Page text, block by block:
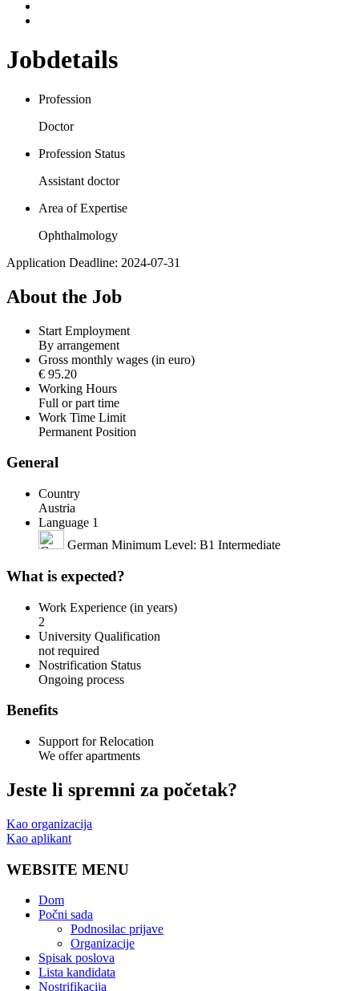
Jobdetails
Profession
Doctor
Profession Status
Assistant doctor
Area of Expertise
Ophthalmology
Application Deadline: 2024-07-31
About the Job
Start Employment
By arrangement
Gross monthly wages (in euro)
€ 95.20
Working Hours
Full or part time
Work Time Limit
Permanent Position
General
Country
Austria
Language 1
German Minimum Level: B1 Intermediate
What is expected?
Work Experience (in years)
2
University Qualification
not required
Nostrification Status
Ongoing process
Benefits
Support for Relocation
We offer apartments
Jeste li spremni za početak?
Kao organizacija
Kao aplikant
WEBSITE MENU
Dom
Počni sada
Podnosilac prijave
Organizacije
Spisak poslova
Lista kandidata
Nostrifikacija